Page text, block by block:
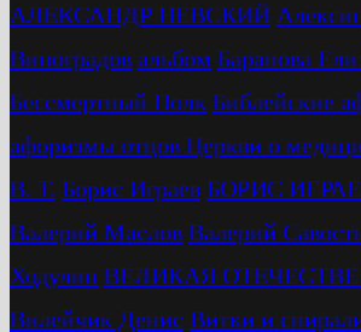
АЛЕКСАНДР НЕВСКИЙ
Виноградов альбом Баранова
Бессмертный Полк Библейские
афоризмы отцов Церкви о
В. Т. Бориc Играев БОРИС
Валерий Маслов Валерий
Ходулин ВЕЛИКАЯ
Вилейчик Денис Витки и